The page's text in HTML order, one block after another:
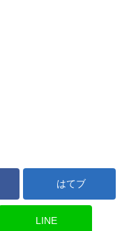
はてブ
LINE